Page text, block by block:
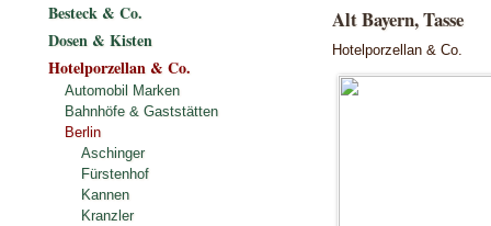
Alt Bayern, Tasse
Hotelporzellan & Co.
Besteck & Co.
Dosen & Kisten
Hotelporzellan & Co.
Automobil Marken
Bahnhöfe & Gaststätten
Berlin
Aschinger
Fürstenhof
Kannen
Kranzler